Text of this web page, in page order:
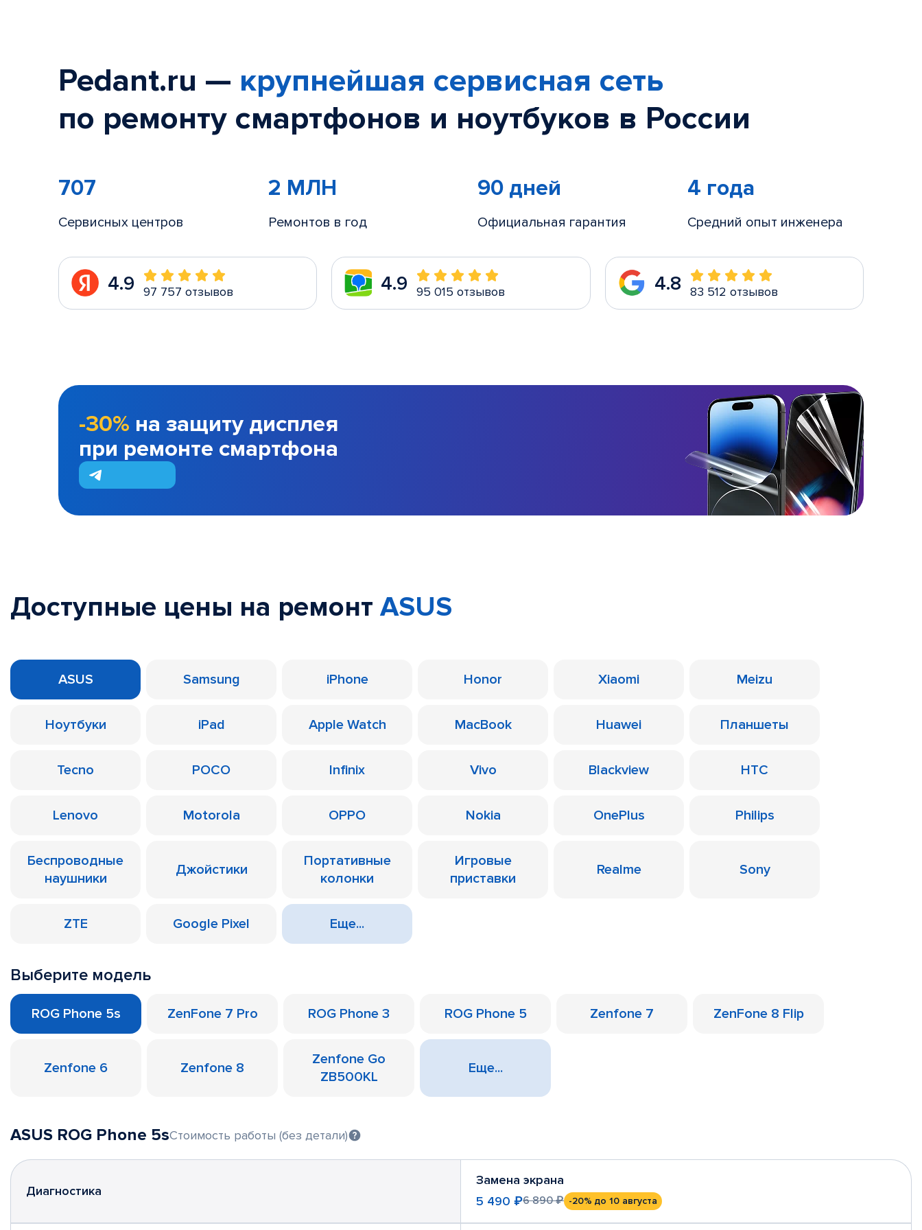
Pedant.ru — крупнейшая сервисная сеть
по ремонту смартфонов и ноутбуков в России
707
Сервисных центров
2 МЛН
Ремонтов в год
90 дней
Официальная гарантия
4 года
Средний опыт инженера
4.9 97 757 отзывов 4.9 95 015 отзывов 4.8 83 512 отзывов
-30% на защиту дисплея
при ремонте смартфона
Доступные цены на ремонт ASUS
ASUS Samsung iPhone Honor Xiaomi Meizu
Ноутбуки iPad Apple Watch MacBook Huawei Планшеты
Tecno POCO Infinix Vivo Blackview HTC
Lenovo Motorola OPPO Nokia OnePlus Philips
Беспроводные
наушники
Джойстики
Портативные
колонки
Игровые
приставки
Realme Sony
ZTE Google Pixel Еще...
Выберите модель
ROG Phone 5s ZenFone 7 Pro ROG Phone 3 ROG Phone 5 Zenfone 7 ZenFone 8 Flip
Zenfone 6 Zenfone 8
Zenfone Go
ZB500KL
Еще...
ASUS ROG Phone 5sСтоимость работы (без детали)
Диагностика
Замена экрана
5 490 ₽6 890 ₽ -20% до 10 августа